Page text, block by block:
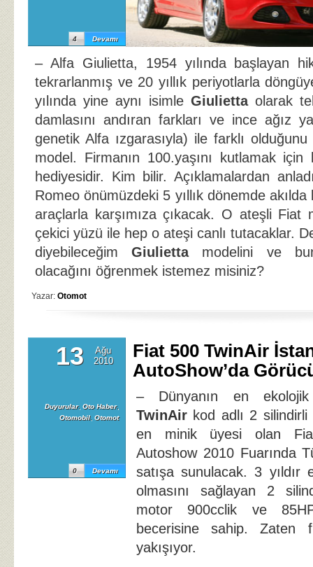
Devamı
4
– Alfa Giulietta, 1954 yılında başlayan
tekrarlanmış ve 20 yıllık periyotlarla
yılında yine aynı isimle Giulietta olarak
damlasını andıran farkları ve ince ağız
genetik Alfa ızgarasıyla) ile farklı
model. Firmanın 100.yaşını kutlamak
hediyesidir. Kim bilir. Açıklamalardan
Romeo önümüzdeki 5 yıllık dönemde akılda
araçlarla karşımıza çıkacak. O ateşli Fiat
çekici yüzü ile hep o ateşi canlı tutacaklar.
diyebileceğimGiuliettamodelini ve
olacağını öğrenmek istemez misiniz?
Yazar: Otomot
13
Ağu
2010
Duyurular, Oto Haber,
Otomobil, Otomot
Devamı
0
Fiat 500 TwinAir
AutoShow’da
– Dünyanın en
TwinAir kod adlı 2
en minik üyesi olan
Autoshow 2010 Fuarında
satışa sunulacak. 3 yıldır
olmasını sağlayan 2
motor 900cclik ve
becerisine sahip.
yakışıyor.